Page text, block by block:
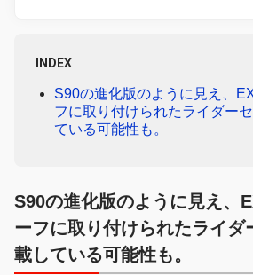
INDEX
S90の進化版のように見え、
フに取り付けられたライダー
ている可能性も。
S90の進化版のように見え、
ーフに取り付けられたライダ
載している可能性も。